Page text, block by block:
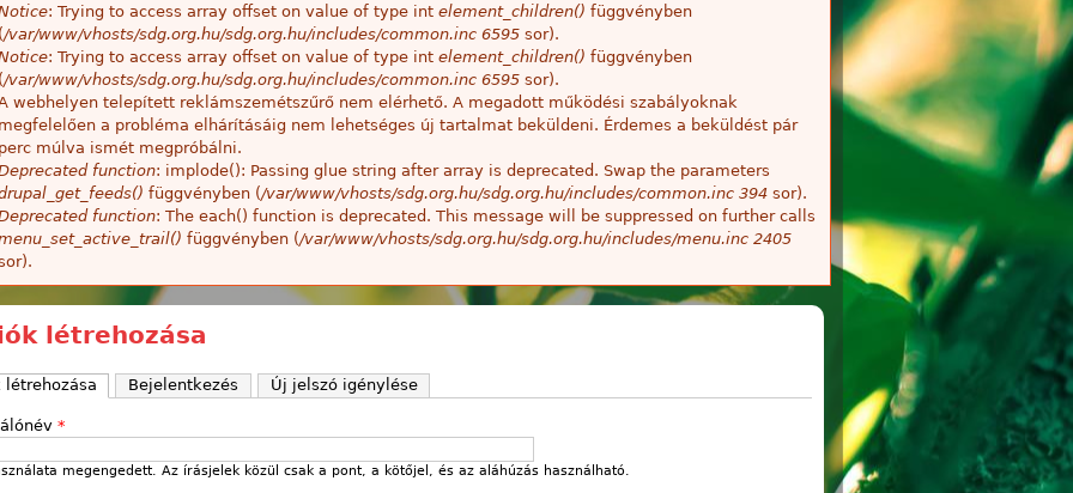
: Trying to access array offset on value of type int element_children() függvényben
(/var/www/vhosts/sdg.org.hu/sdg.org.hu/includes/common.inc 6595 sor).
: Trying to access array offset on value of type int element_children() függvényben
(/var/www/vhosts/sdg.org.hu/sdg.org.hu/includes/common.inc 6595 sor).
webhelyen telepített reklámszemétszűrő nem elérhető. A megadott működési szabályoknak
megfelelően a probléma elhárításáig nem lehetséges új tartalmat beküldeni. Érdemes a beküldést pár
perc múlva ismét megpróbálni.
function: implode(): Passing glue string after array is deprecated. Swap the parameters
függvényben (/var/www/vhosts/sdg.org.hu/sdg.org.hu/includes/common.inc 394 sor).
function: The each() function is deprecated. This message will be suppressed on further calls
függvényben (/var/www/vhosts/sdg.org.hu/sdg.org.hu/includes/menu.inc 2405
létrehozása
létrehozása (aktív fül)
Bejelentkezés Új jelszó igénylése
*
megengedett. Az írásjelek közül csak a pont, a kötőjel, és az aláhúzás használható.